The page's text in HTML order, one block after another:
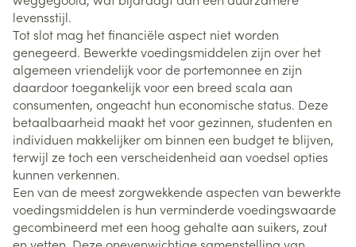
levensstijl.
Tot slot mag het financiële aspect niet worden
genegeerd. Bewerkte voedingsmiddelen zijn over het
algemeen vriendelijk voor de portemonnee en zijn
daardoor toegankelijk voor een breed scala aan
consumenten, ongeacht hun economische status. Deze
betaalbaarheid maakt het voor gezinnen, studenten en
individuen makkelijker om binnen een budget te blijven,
terwijl ze toch een verscheidenheid aan voedsel opties
kunnen verkennen.
Een van de meest zorgwekkende aspecten van bewerkte
voedingsmiddelen is hun verminderde voedingswaarde
gecombineerd met een hoog gehalte aan suikers, zout